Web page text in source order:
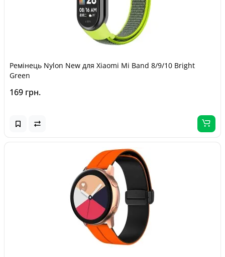
Ремінець Nylon New для Xiaomi Mi Band 8/9/10 Bright
Green
169 грн.